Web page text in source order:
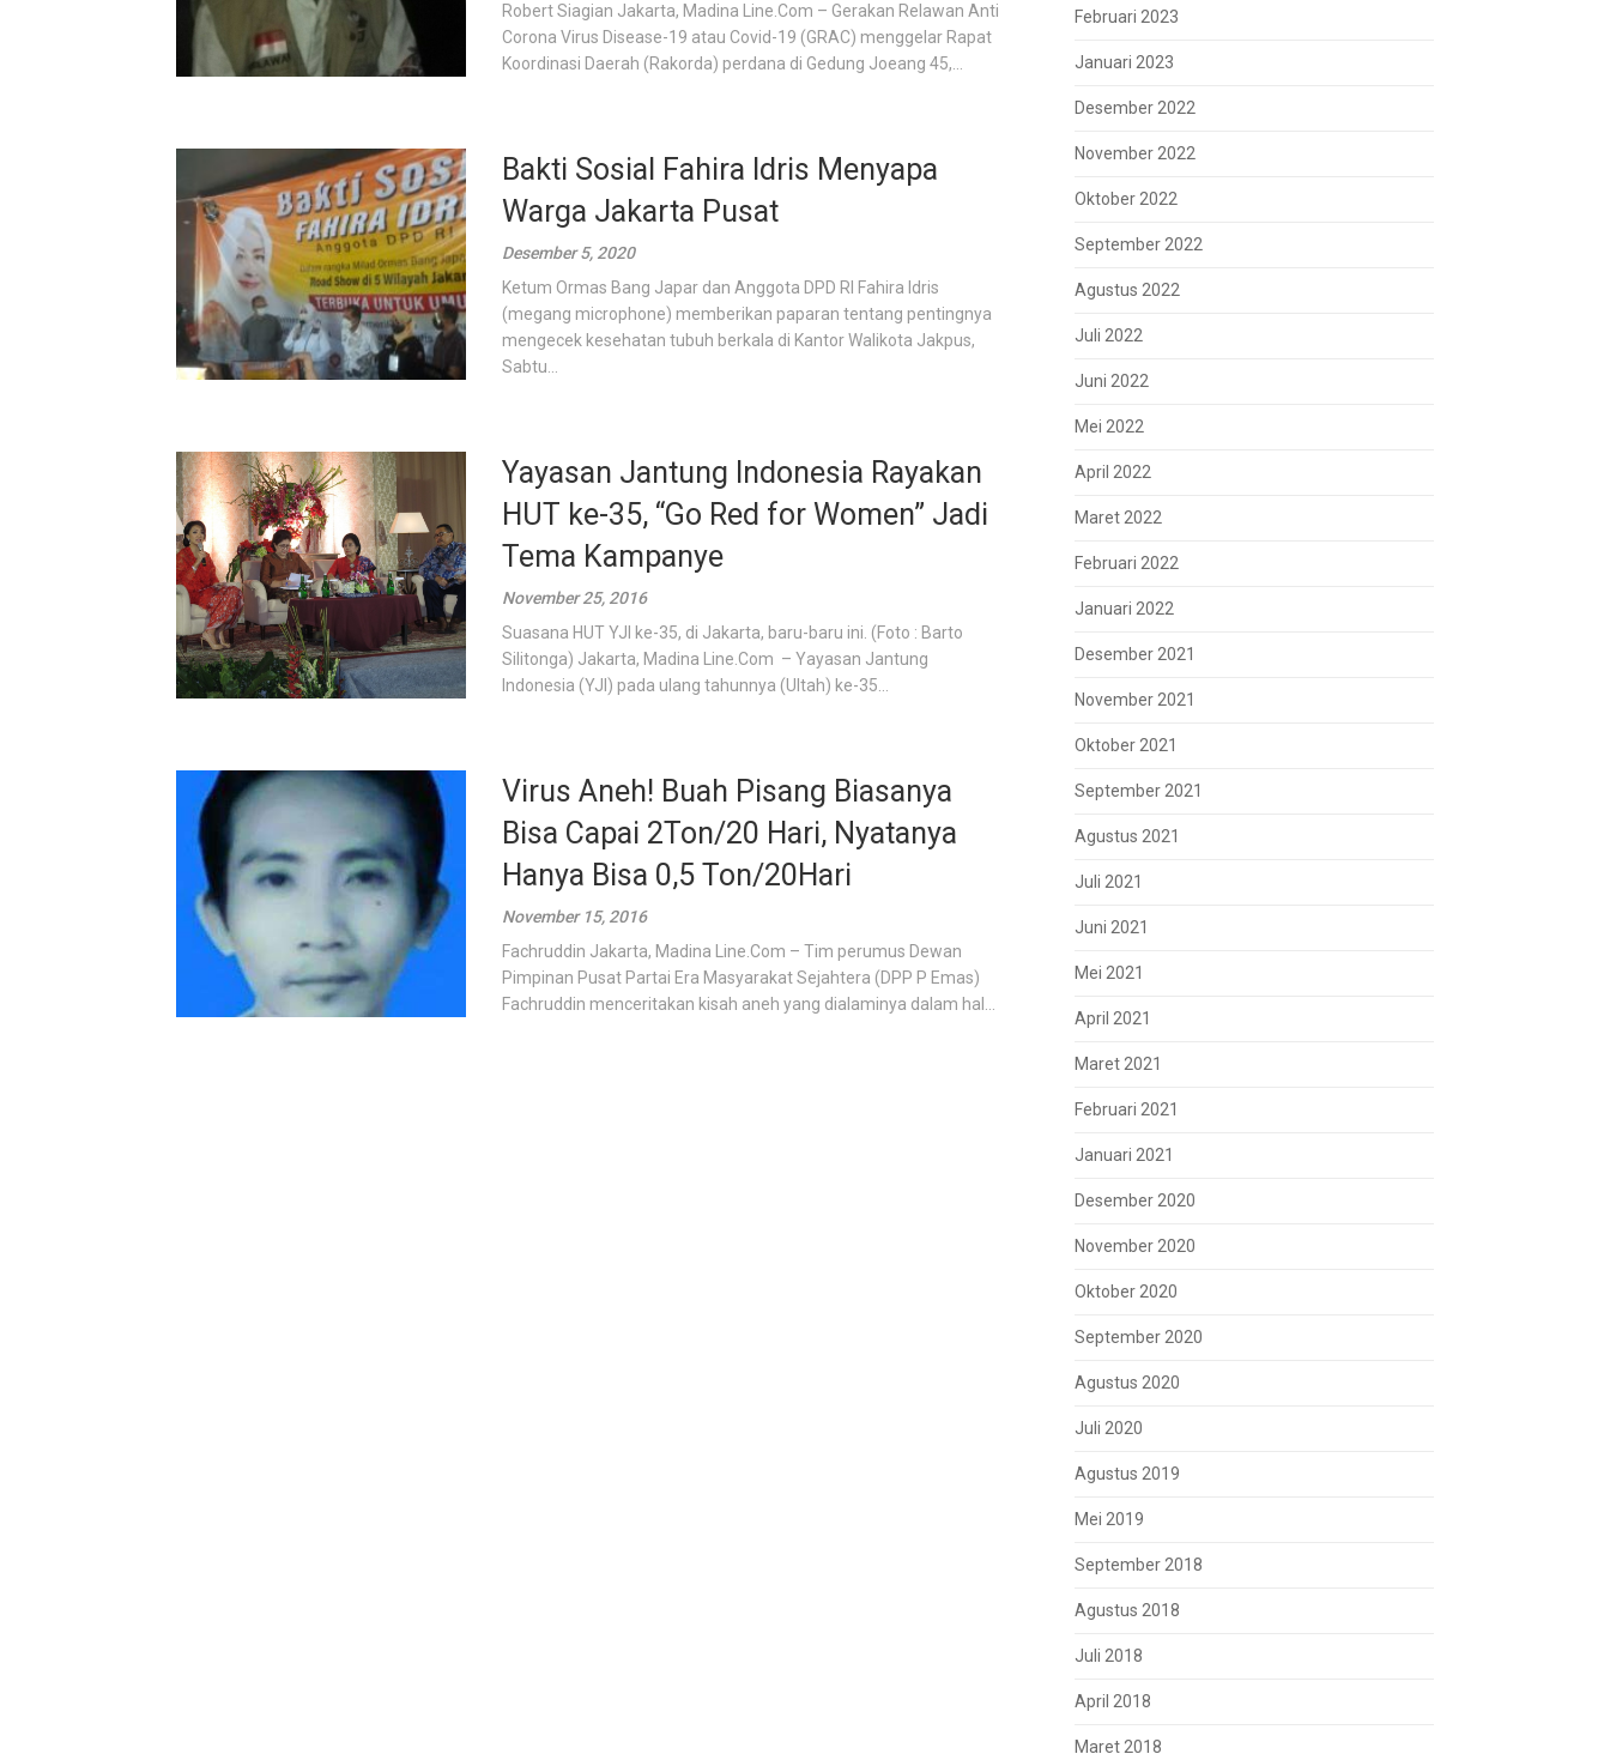
Robert Siagian Jakarta, Madina Line.Com – Gerakan Relawan Anti
Corona Virus Disease-19 atau Covid-19 (GRAC) menggelar Rapat
Koordinasi Daerah (Rakorda) perdana di Gedung Joeang 45,...
Bakti Sosial Fahira Idris Menyapa
Warga Jakarta Pusat
Desember 5, 2020
Ketum Ormas Bang Japar dan Anggota DPD RI Fahira Idris
(megang microphone) memberikan paparan tentang pentingnya
mengecek kesehatan tubuh berkala di Kantor Walikota Jakpus,
Sabtu...
Yayasan Jantung Indonesia Rayakan
HUT ke-35, “Go Red for Women” Jadi
Tema Kampanye
November 25, 2016
Suasana HUT YJI ke-35, di Jakarta, baru-baru ini. (Foto : Barto
Silitonga) Jakarta, Madina Line.Com – Yayasan Jantung
Indonesia (YJI) pada ulang tahunnya (Ultah) ke-35...
Virus Aneh! Buah Pisang Biasanya
Bisa Capai 2Ton/20 Hari, Nyatanya
Hanya Bisa 0,5 Ton/20Hari
November 15, 2016
Fachruddin Jakarta, Madina Line.Com – Tim perumus Dewan
Pimpinan Pusat Partai Era Masyarakat Sejahtera (DPP P Emas)
Fachruddin menceritakan kisah aneh yang dialaminya dalam hal...
Februari 2023
Januari 2023
Desember 2022
November 2022
Oktober 2022
September 2022
Agustus 2022
Juli 2022
Juni 2022
Mei 2022
April 2022
Maret 2022
Februari 2022
Januari 2022
Desember 2021
November 2021
Oktober 2021
September 2021
Agustus 2021
Juli 2021
Juni 2021
Mei 2021
April 2021
Maret 2021
Februari 2021
Januari 2021
Desember 2020
November 2020
Oktober 2020
September 2020
Agustus 2020
Juli 2020
Agustus 2019
Mei 2019
September 2018
Agustus 2018
Juli 2018
April 2018
Maret 2018